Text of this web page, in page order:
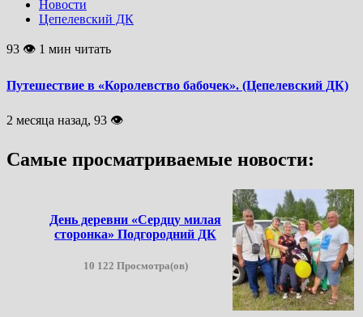
Новости
Цепелевский ДК
93 👁 1 мин читать
Путешествие в «Королевство бабочек». (Цепелевский ДК)
2 месяца назад, 93 👁
Самые просматриваемые новости:
День деревни «Сердцу милая
сторонка» Подгородний ДК
10 122 Просмотра(ов)